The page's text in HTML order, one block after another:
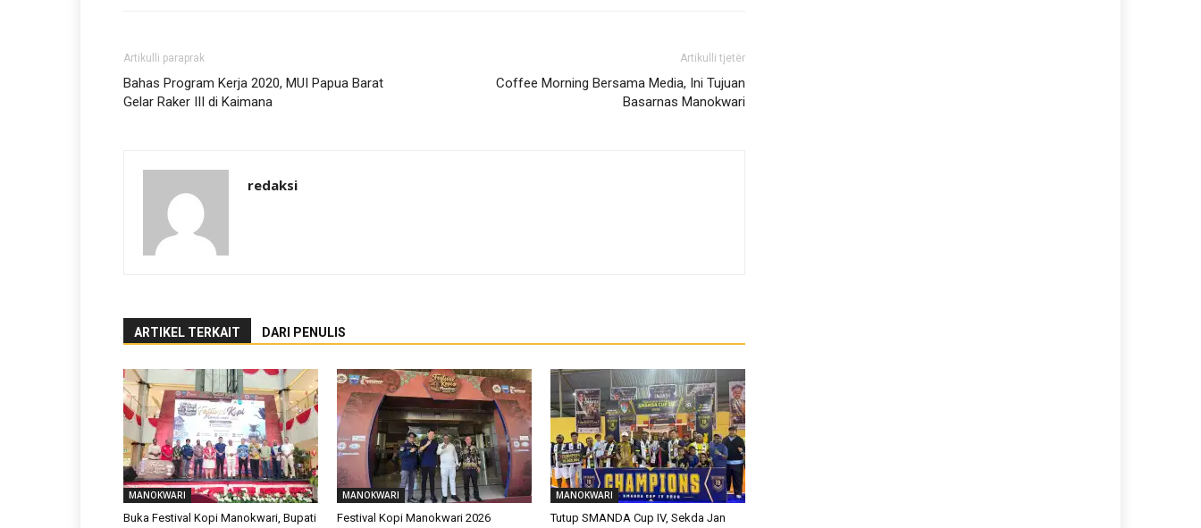
Artikulli paraprak
Bahas Program Kerja 2020, MUI Papua Barat
Gelar Raker III di Kaimana
Artikulli tjetër
Coffee Morning Bersama Media, Ini Tujuan
Basarnas Manokwari
redaksi
ARTIKEL TERKAIT DARI PENULIS
MANOKWARI
Buka Festival Kopi Manokwari, Bupati
MANOKWARI
Festival Kopi Manokwari 2026
MANOKWARI
Tutup SMANDA Cup IV, Sekda Jan